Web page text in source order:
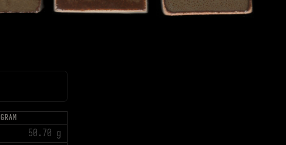
GRAM
50.70 g